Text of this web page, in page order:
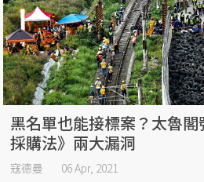
黑名單也能接標案？太魯
採購法》兩大漏洞
寇德曼 06 Apr, 2021